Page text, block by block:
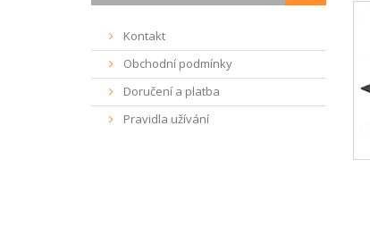
Kontakt
Obchodní podmínky
Doručení a platba
Pravidla užívání